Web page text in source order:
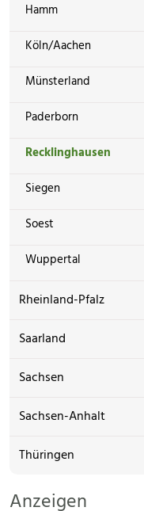
Hamm
Köln/Aachen
Münsterland
Paderborn
Recklinghausen
Siegen
Soest
Wuppertal
Rheinland-Pfalz
Saarland
Sachsen
Sachsen-Anhalt
Thüringen
Anzeigen